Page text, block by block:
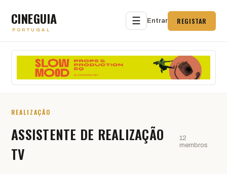
CINEGUIA
PORTUGAL
☰ Entrar REGISTAR
REALIZAÇÃO
ASSISTENTE DE REALIZAÇÃO
TV
12
membros